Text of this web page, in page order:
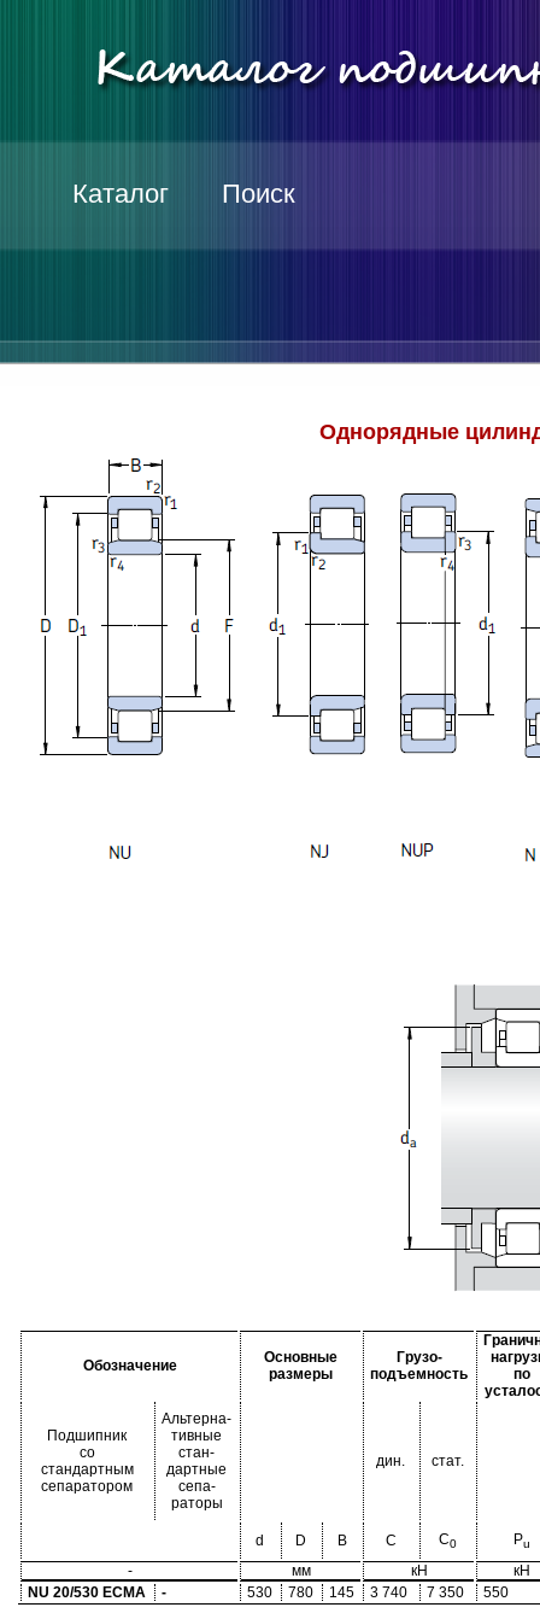
Каталог Поиск
Однорядные
Обозначение
Основные
размеры
Грузо-
подъемность
по
Подшипник
со
стандартным
сепаратором
Альтерна-
тивные
стан-
дартные
сепа-
раторы
дин. стат.
d D B C C0 Pu
- мм кН
кН
NU 20/530 ECMA
- 530 780 145 3 740 7 350 550